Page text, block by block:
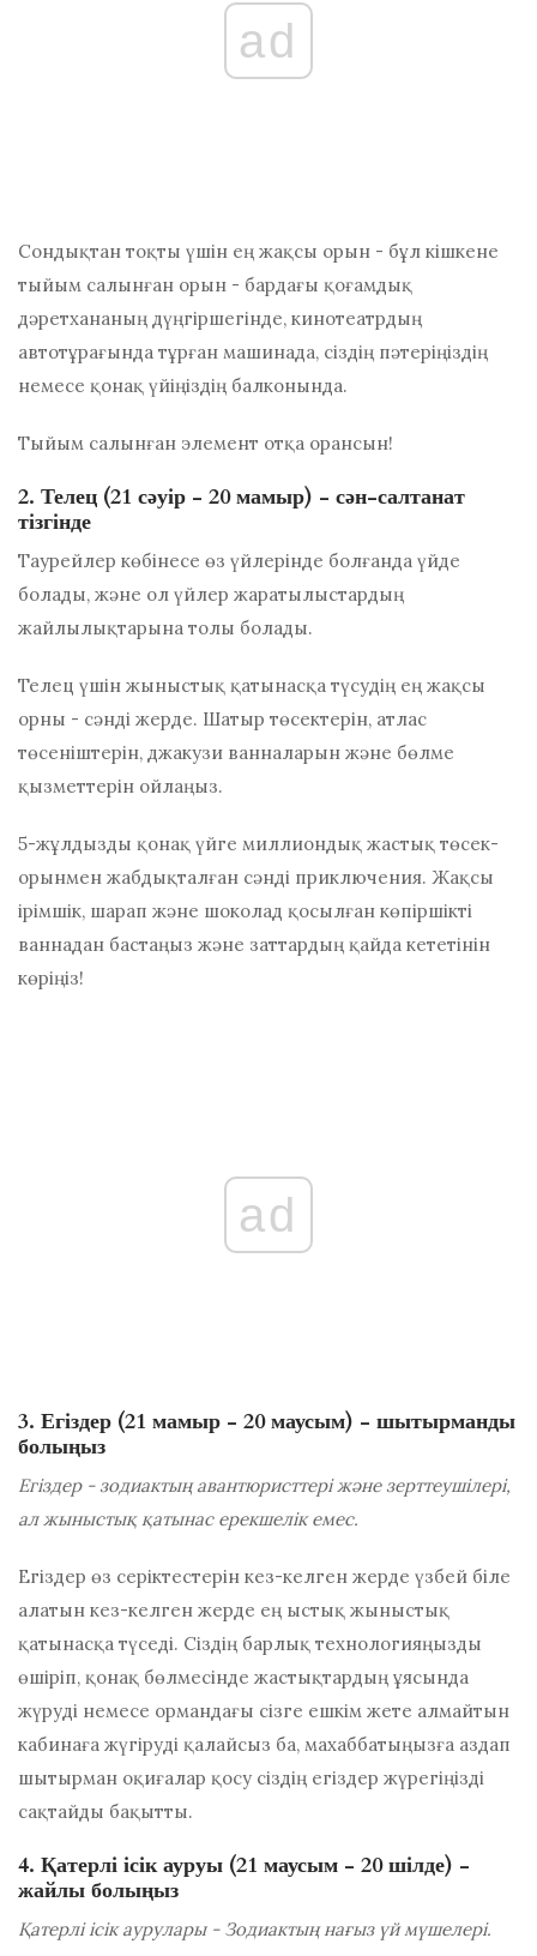
ad
Сондықтан тоқты үшін ең жақсы орын - бұл кішкене
тыйым салынған орын - бардағы қоғамдық
дәретхананың дүңгіршегінде, кинотеатрдың
автотұрағында тұрған машинада, сіздің пәтеріңіздің
немесе қонақ үйіңіздің балконында.
Тыйым салынған элемент отқа орансын!
2. Телец (21 сәуір - 20 мамыр) - сән-салтанат
тізгінде
Таурейлер көбінесе өз үйлерінде болғанда үйде
болады, және ол үйлер жаратылыстардың
жайлылықтарына толы болады.
Телец үшін жыныстық қатынасқа түсудің ең жақсы
орны - сәнді жерде. Шатыр төсектерін, атлас
төсеніштерін, джакузи ванналарын және бөлме
қызметтерін ойлаңыз.
5-жұлдызды қонақ үйге миллиондық жастық төсек-
орынмен жабдықталған сәнді приключения. Жақсы
ірімшік, шарап және шоколад қосылған көпіршікті
ваннадан бастаңыз және заттардың қайда кететінін
көріңіз!
ad
3. Егіздер (21 мамыр - 20 маусым) - шытырманды
болыңыз
Егіздер - зодиактың авантюристтері және зерттеушілері,
ал жыныстық қатынас ерекшелік емес.
Егіздер өз серіктестерін кез-келген жерде үзбей біле
алатын кез-келген жерде ең ыстық жыныстық
қатынасқа түседі. Сіздің барлық технологияңызды
өшіріп, қонақ бөлмесінде жастықтардың ұясында
жүруді немесе ормандағы сізге ешкім жете алмайтын
кабинаға жүгіруді қалайсыз ба, махаббатыңызға аздап
шытырман оқиғалар қосу сіздің егіздер жүрегіңізді
сақтайды бақытты.
4. Қатерлі ісік ауруы (21 маусым - 20 шілде) -
жайлы болыңыз
Қатерлі ісік аурулары - Зодиактың нағыз үй мүшелері.